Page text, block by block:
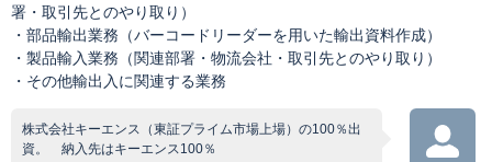
署・取引先とのやり取り）
・部品輸出業務（バーコードリーダーを用いた輸出資料作成）
・製品輸入業務（関連部署・物流会社・取引先とのやり取り）
・その他輸出入に関連する業務
株式会社キーエンス（東証プライム市場上場）の100％出
資。 納入先はキーエンス100％